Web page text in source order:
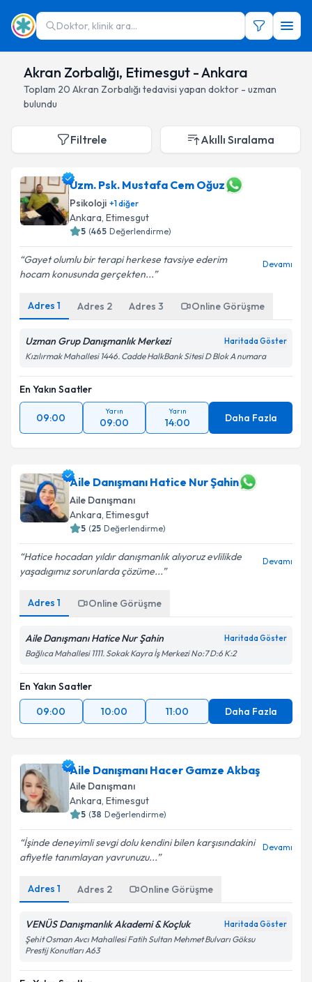
Doktor, klinik ara...
Akran Zorbalığı, Etimesgut - Ankara
Toplam 20 Akran Zorbalığı tedavisi yapan doktor - uzman
bulundu
Filtrele Akıllı Sıralama
Uzm. Psk. Mustafa Cem Oğuz
Psikoloji +1diğer
Ankara, Etimesgut
5 (465 Değerlendirme)
Gayet olumlu bir terapi herkese tavsiye ederim
hocam konusunda gerçekten...
Devamı
Adres 1 Adres 2 Adres 3 Online Görüşme
Uzman Grup Danışmanlık Merkezi Haritada Göster
Kızılırmak Mahallesi 1446. Cadde HalkBank Sitesi D Blok A numara
En Yakın Saatler
09:00
Yarın
09:00
Yarın
14:00 Daha Fazla
Aile Danışmanı Hatice Nur Şahin
Aile Danışmanı
Ankara, Etimesgut
5 (25 Değerlendirme)
Hatice hocadan yıldır danışmanlık alıyoruz evlilikde
yaşadıgımız sorunlarda çözüme...
Devamı
Adres 1 Online Görüşme
Aile Danışmanı Hatice Nur Şahin Haritada Göster
Bağlıca Mahallesi 1111. Sokak Kayra İş Merkezi No:7 D:6 K:2
En Yakın Saatler
09:00
10:00 11:00 Daha Fazla
Aile Danışmanı Hacer Gamze Akbaş
Aile Danışmanı
Ankara, Etimesgut
5 (38 Değerlendirme)
İşinde deneyimli sevgi dolu kendini bilen karşısındakini
afiyetle tanımlayan yavrunuzu...
Devamı
Adres 1 Adres 2 Online Görüşme
VENÜS Danışmanlık Akademi & Koçluk Haritada Göster
Şehit Osman Avcı Mahallesi Fatih Sultan Mehmet Bulvarı Göksu
Prestij Konutları A63